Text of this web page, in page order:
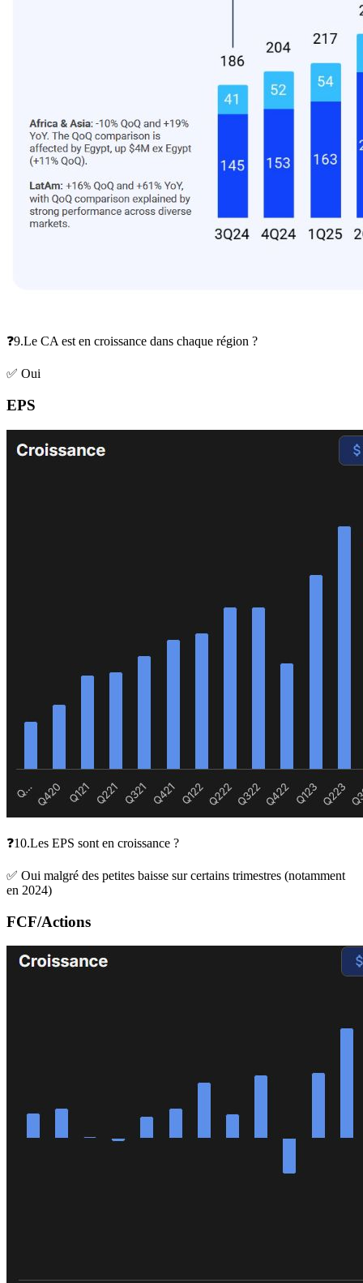
❓9.Le CA est en croissance dans chaque région ?
✅ Oui
EPS
❓10.Les EPS sont en croissance ?
✅ Oui malgré des petites baisse sur certains trimestres (notamment
en 2024)
FCF/Actions